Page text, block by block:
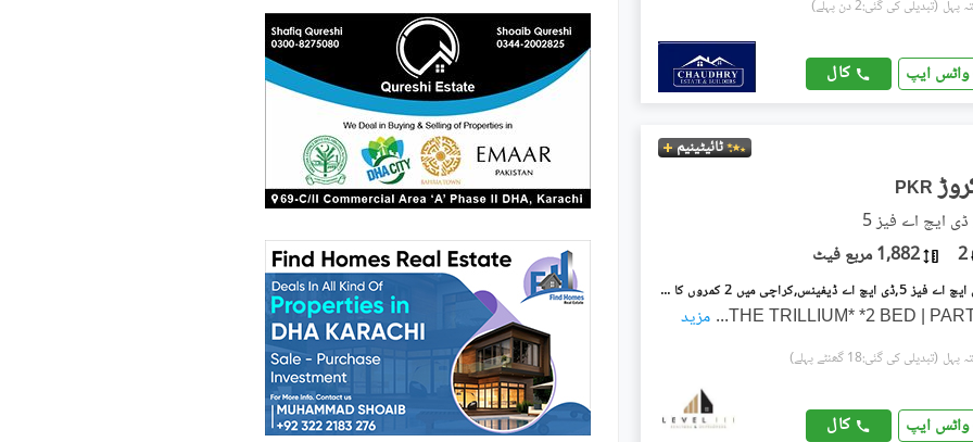
(تبدیلی کی گئی:2 دن پہلے)
واٹس ایپ کال
ٹائیٹینیم
PKR
ایچ اے فیز 5
2 1,882 مربع فیٹ
دی ٹریلیم ڈی ایچ اے فیز 5,ڈی ایچ اے ڈیفینس,کراچی میں 2 کمروں کا 8 مرلہ پینٹ ہاؤس 9.97 کروڑ میں برائے فروخت۔
... مزید
(تبدیلی کی گئی:18 گھنٹے پہلے)
واٹس ایپ کال